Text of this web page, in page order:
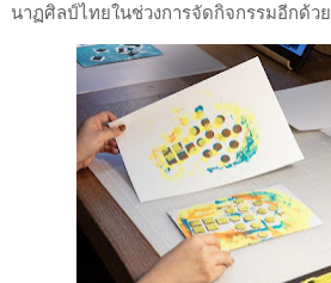
นาฏศิลป์ไทยในช่วงการจัดกิจกรรมอีกด้วย